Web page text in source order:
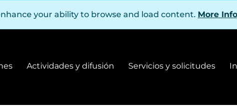
your ability to browse and load content. More
colecciones
Actividades y difusión
Actividades y difusión
Servicios y solicitudes